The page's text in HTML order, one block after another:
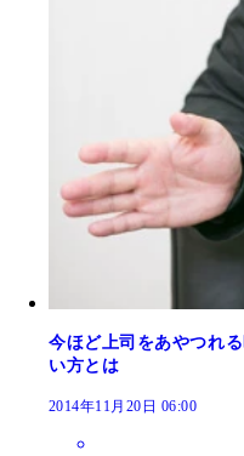
今ほど上司をあやつれ
い方とは
2014年11月20日 06:00